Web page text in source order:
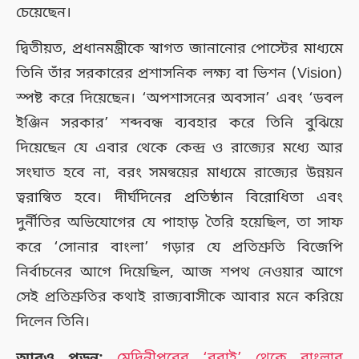
চেয়েছেন।
দ্বিতীয়ত, প্রধানমন্ত্রীকে স্বাগত জানানোর পোস্টের মাধ্যমে
তিনি তাঁর সরকারের প্রশাসনিক লক্ষ্য বা ভিশন (Vision)
স্পষ্ট করে দিয়েছেন। ‘অপশাসনের অবসান’ এবং ‘ডবল
ইঞ্জিন সরকার’ শব্দবন্ধ ব্যবহার করে তিনি বুঝিয়ে
দিয়েছেন যে এবার থেকে কেন্দ্র ও রাজ্যের মধ্যে আর
সংঘাত হবে না, বরং সমন্বয়ের মাধ্যমে রাজ্যের উন্নয়ন
ত্বরান্বিত হবে। দীর্ঘদিনের প্রতিষ্ঠান বিরোধিতা এবং
দুর্নীতির অভিযোগের যে পাহাড় তৈরি হয়েছিল, তা সাফ
করে ‘সোনার বাংলা’ গড়ার যে প্রতিশ্রুতি বিজেপি
নির্বাচনের আগে দিয়েছিল, আজ শপথ নেওয়ার আগে
সেই প্রতিশ্রুতির কথাই রাজ্যবাসীকে আবার মনে করিয়ে
দিলেন তিনি।